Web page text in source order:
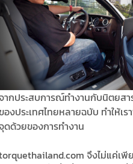
ากประสบการณ์ทำงานกับนิตยส
องประเทศไทยหลายฉบับ ทำให้เ
ดด้วยของการทำงาน
จึงไม่แค่เพี